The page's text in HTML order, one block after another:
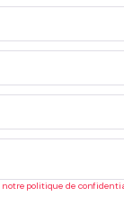
notre politique de